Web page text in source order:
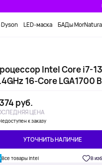
LED-маска БАДы
Intel Core i7-
16-Core LGA1700
руб.
ЦЕНА
к заказу
УТОЧНИТЬ НАЛИЧИЕ
Все товары Intel В